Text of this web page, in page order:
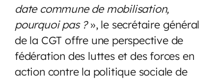
date commune de mobilisation,
pourquoi pas ?», le secrétaire général
de la CGT offre une perspective de
fédération des luttes et des forces en
action contre la politique sociale de